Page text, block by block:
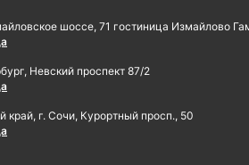
шоссе, 71 гостиница Измайлово
Невский проспект 87/2
край, г. Сочи, Курортный просп., 50